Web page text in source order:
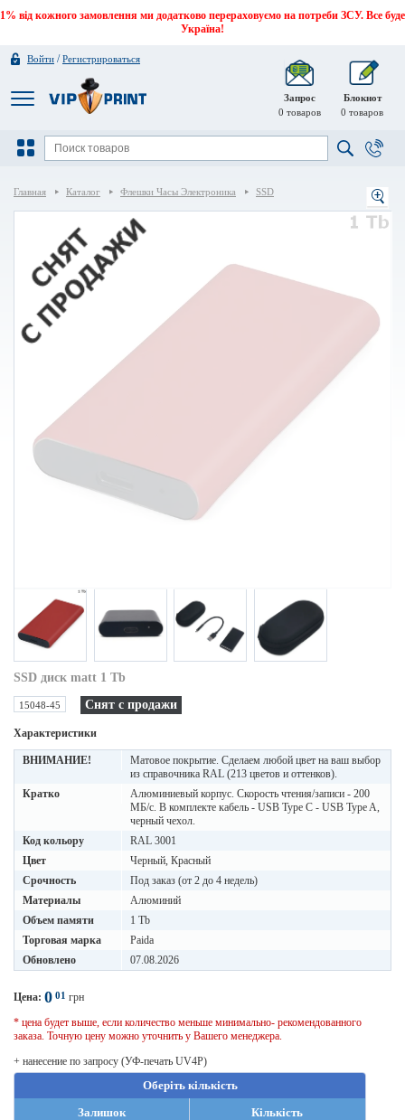
1% від кожного замовлення ми додатково перераховуємо на потреби ЗСУ. Все буде
Україна!
Войти /Регистрироваться
Запрос
0 товаров
Блокнот
0 товаров
Главная Каталог Флешки Часы Электроника SSD
SSD диск matt 1 Tb
15048-45 Снят с продажи
Характеристики
ВНИМАНИЕ!
Матовое покрытие. Сделаем любой цвет на ваш выбор
из справочника RAL (213 цветов и оттенков).
Кратко
Алюминиевый корпус. Скорость чтения/записи - 200
МБ/с. В комплекте кабель - USB Type C - USB Type A,
черный чехол.
Код кольору
RAL 3001
Цвет
Черный, Красный
Срочность
Под заказ (от 2 до 4 недель)
Материалы
Алюминий
Объем памяти
1 Tb
Торговая марка
Paida
Обновлено
07.08.2026
Цена: 0 01 грн
* цена будет выше, если количество меньше минимально- рекомендованного
заказа. Точную цену можно уточнить у Вашего менеджера.
+ нанесение по запросу (УФ-печать UV4P)
Оберіть кількість
Залишок
Кількість